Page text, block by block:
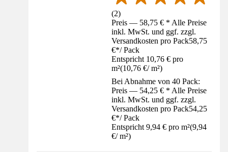
(2)
Preis — 58,75 € * Alle Preise
inkl. MwSt. und ggf. zzgl.
Versandkosten pro Pack58,75
€*/ Pack
Entspricht 10,76 € pro
m²(10,76 €/ m²)
Bei Abnahme von 40 Pack:
Preis — 54,25 € * Alle Preise
inkl. MwSt. und ggf. zzgl.
Versandkosten pro Pack54,25
€*/ Pack
Entspricht 9,94 € pro m²(9,94
€/ m²)